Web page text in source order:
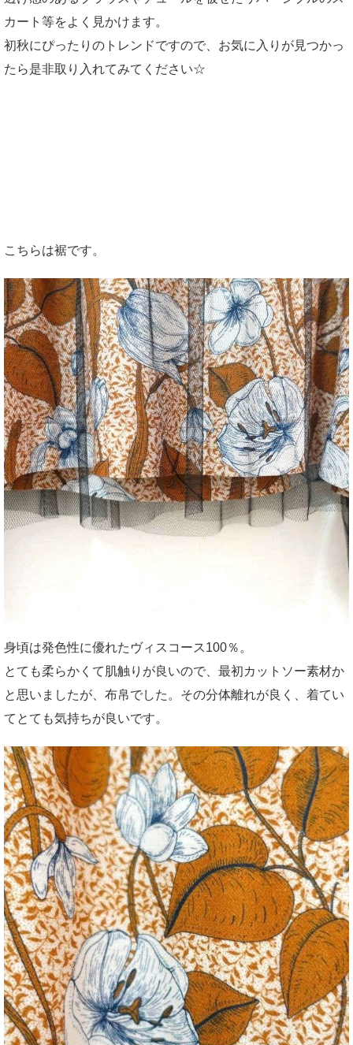
カート等をよく見かけます。
初秋にぴったりのトレンドですので、お気に入りが見つかっ
たら是非取り入れてみてください☆
こちらは裾です。
身頃は発色性に優れたヴィスコース100％。
とても柔らかくて肌触りが良いので、最初カットソー素材か
と思いましたが、布帛でした。その分体離れが良く、着てい
てとても気持ちが良いです。